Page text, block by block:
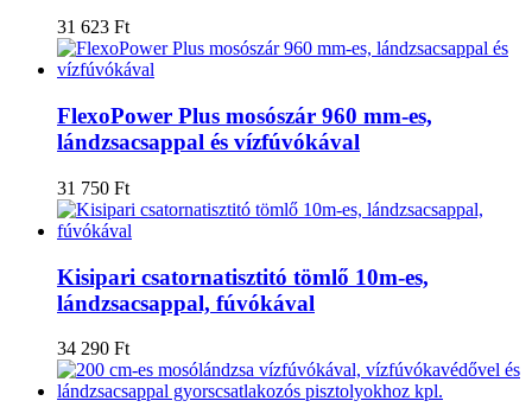
31 623 Ft
FlexoPower Plus mosószár 960 mm-es,
lándzsacsappal és vízfúvókával
31 750 Ft
Kisipari csatornatisztitó tömlő 10m-es,
lándzsacsappal, fúvókával
34 290 Ft